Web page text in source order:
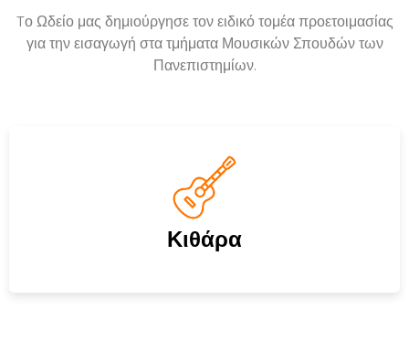
Tο Ωδείο μας δημιούργησε τον ειδικό τομέα προετοιμασίας
για την εισαγωγή στα τμήματα Μουσικών Σπουδών των
Πανεπιστημίων.
Κιθάρα